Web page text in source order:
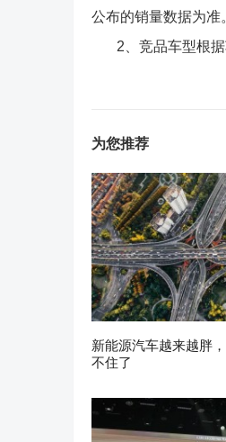
公布的销量数据为准
2、竞品车型根据
为您推荐
新能源汽车越来越胖
不住了